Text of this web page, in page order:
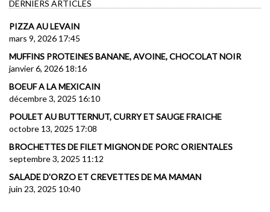
DERNIERS ARTICLES
PIZZA AU LEVAIN
mars 9, 2026 17:45
MUFFINS PROTEINES BANANE, AVOINE, CHOCOLAT NOIR
janvier 6, 2026 18:16
BOEUF A LA MEXICAIN
décembre 3, 2025 16:10
POULET AU BUTTERNUT, CURRY ET SAUGE FRAICHE
octobre 13, 2025 17:08
BROCHETTES DE FILET MIGNON DE PORC ORIENTALES
septembre 3, 2025 11:12
SALADE D'ORZO ET CREVETTES DE MA MAMAN
juin 23, 2025 10:40